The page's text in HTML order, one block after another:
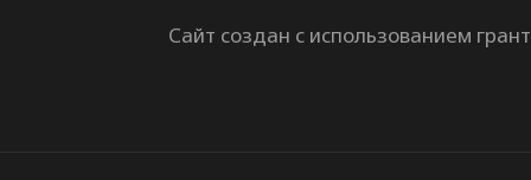
Сайт создан с использованием